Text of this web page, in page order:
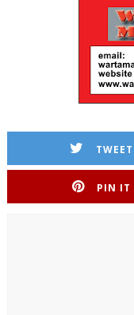
TWEET
PIN IT